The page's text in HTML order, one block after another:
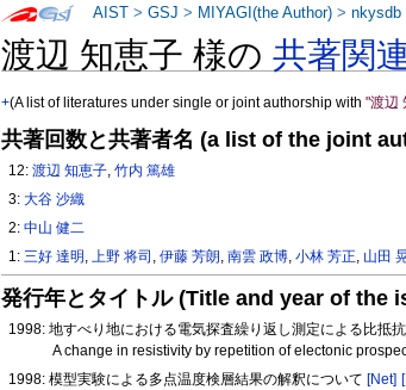
渡辺 知恵子 様の共著関
+(A list of literatures under single or joint authorship with"渡辺
共著回数と共著者名 (a list of the joint
12:渡辺 知恵子,竹内 篤雄
3:大谷 沙織
2:中山 健二
1:三好 達明 ,上野 将司 ,伊藤 芳朗,南雲 政博,小林 芳正, 山田
発行年とタイトル (Title and year of the
1998: 地すべり地における電気探査繰り返し測定による比抵
A change in resistivity by repetition of electonic
1998: 模型実験による多点温度検層結果の解釈について [Net]
AIST >GSJ > MIYAGI(the Author) >nkysdb